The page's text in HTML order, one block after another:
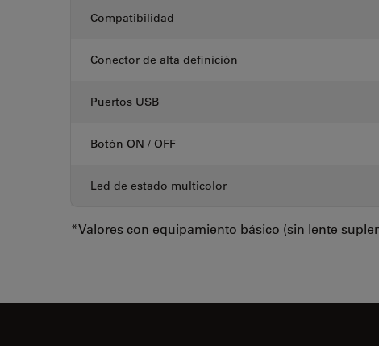
Compatibilidad
Conector de alta definición
Puertos USB
Botón ON / OFF
Led de estado multicolor
*Valores con equipamiento básico (sin lente